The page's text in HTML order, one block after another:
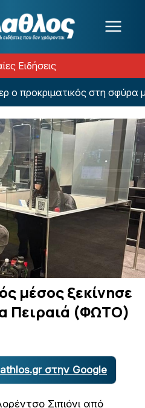
Ειδήσεις
στη σφύρα με
μέσος ξεκίνησε
Πειραιά (ΦΩΤΟ)
στην Google
Σιπιόνι από